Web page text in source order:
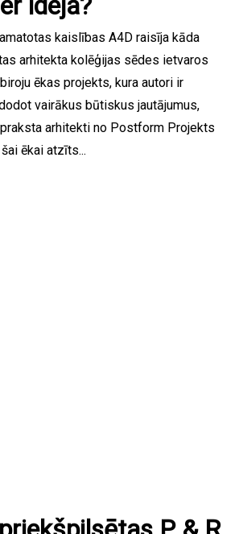
kaislības A4D raisīja kāda
arhitekta kolēģijas sēdes ietvaros
ēkas projekts, kura autori ir
vairākus būtiskus jautājumus,
arhitekti no Postform Projekts
ēkai atzīts...